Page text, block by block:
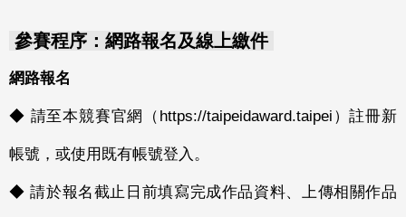
參賽程序：網路報名及線上繳件
網路報名
◆ 請至本競賽官網（https://taipeidaward.taipei）註冊新
帳號，或使用既有帳號登入。
◆ 請於報名截止日前填寫完成作品資料、上傳相關作品